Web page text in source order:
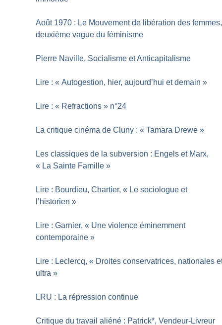
Août 1970 : Le Mouvement de libération des femmes,
deuxième vague du féminisme
Pierre Naville, Socialisme et Anticapitalisme
Lire : « Autogestion, hier, aujourd’hui et demain »
Lire : « Refractions » n°24
La critique cinéma de Cluny : « Tamara Drewe »
Les classiques de la subversion : Engels et Marx,
« La Sainte Famille »
Lire : Bourdieu, Chartier, « Le sociologue et
l’historien »
Lire : Garnier, « Une violence éminemment
contemporaine »
Lire : Leclercq, « Droites conservatrices, nationales
ultra »
LRU : La répression continue
Critique du travail aliéné : Patrick*, Vendeur-Livreur